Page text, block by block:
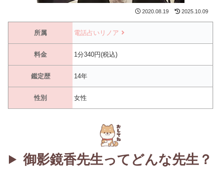
2020.08.19 2025.10.09
所属 電話占いリノア
料金 1分340円(税込)
鑑定歴 14年
性別 女性
御影鏡香先生ってどんな先生？